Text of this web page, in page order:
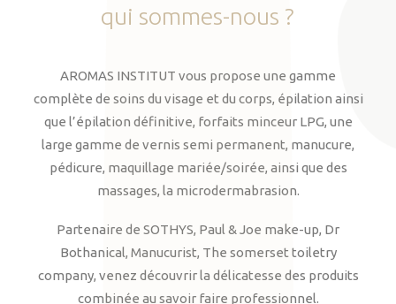
qui sommes-nous ?
AROMAS INSTITUT vous propose une gamme
complète de soins du visage et du corps, épilation ainsi
que l’épilation définitive, forfaits minceur LPG, une
large gamme de vernis semi permanent, manucure,
pédicure, maquillage mariée/soirée, ainsi que des
massages, la microdermabrasion.
Partenaire de SOTHYS, Paul & Joe make-up, Dr
Bothanical, Manucurist, The somerset toiletry
company, venez découvrir la délicatesse des produits
combinée au savoir faire professionnel.